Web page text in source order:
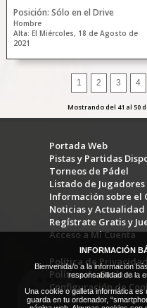
Posición: Sólo en el Drive
Hombre
Alta: El Miércoles, 18 de Agosto de
2021
1 2 3 4
Mostrando del 41 al 50
Portada Web
Pistas y Partidas
Torneos de Pádel
Listado de Jugadores
Información sobre el
Noticias y Actualidad
Regístrate Gratis y
Acceso a Mi Cuenta
Política de Privacidad
Política de Cookies
Configuración de
INFORMACIÓN
Bienvenida/o a la información
responsabilidad de la
Una cookie o galleta informática
guarda en tu ordenador,